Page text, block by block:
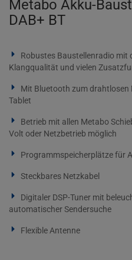
Metabo Akku-
DAB+ BT
Robustes Baustellenradio mit
Klangqualität und vielen
Mit Bluetooth zum
Tablet
Betrieb mit allen Metabo
Volt oder Netzbetrieb möglich
Programmspeicherplätze für
Steckbares Netzkabel
Digitaler DSP-Tuner mit
automatischer Sendersuche
Flexible Antenne